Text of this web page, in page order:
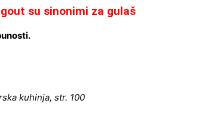
su sinonimi za gulaš
kuhinja, str. 100